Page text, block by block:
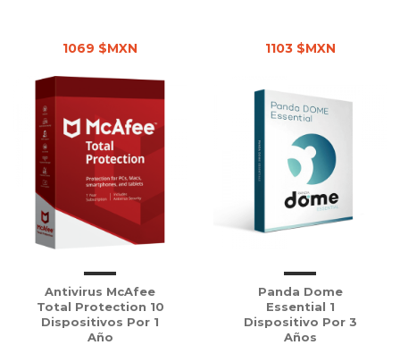
1069 $MXN 1103 $MXN
Antivirus McAfee
Total Protection 10
Dispositivos Por 1
Año
Panda Dome
Essential 1
Dispositivo Por 3
Años